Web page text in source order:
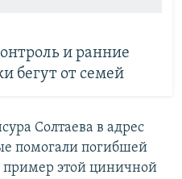
и ранние
бегут от семей
Солтаева в адрес
помогали погибшей
этой циничной